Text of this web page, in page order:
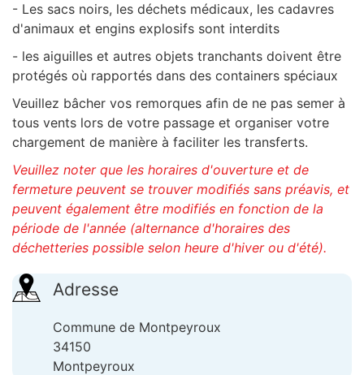
- Les sacs noirs, les déchets médicaux, les cadavres
d'animaux et engins explosifs sont interdits
- les aiguilles et autres objets tranchants doivent être
protégés où rapportés dans des containers spéciaux
Veuillez bâcher vos remorques afin de ne pas semer à
tous vents lors de votre passage et organiser votre
chargement de manière à faciliter les transferts.
Veuillez noter que les horaires d'ouverture et de
fermeture peuvent se trouver modifiés sans préavis, et
peuvent également être modifiés en fonction de la
période de l'année (alternance d'horaires des
déchetteries possible selon heure d'hiver ou d'été).
Adresse
Commune de Montpeyroux
34150
Montpeyroux